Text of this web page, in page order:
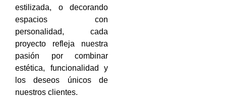
estilizada, o decorando
espacios con
personalidad, cada
proyecto refleja nuestra
pasión por combinar
estética, funcionalidad y
los deseos únicos de
nuestros clientes.